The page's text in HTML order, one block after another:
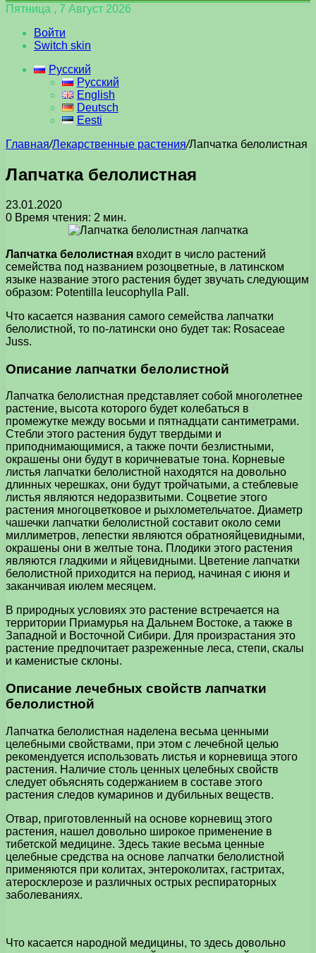
Пятница , 7 Август 2026
Войти
Switch skin
Русский
Русский
English
Deutsch
Eesti
Главная/Лекарственные растения/Лапчатка белолистная
Лапчатка белолистная
23.01.2020
0 Время чтения: 2 мин.
Лапчатка белолистная входит в число растений
семейства под названием розоцветные, в латинском
языке название этого растения будет звучать следующим
образом: Potentilla leucophylla Pall.
Что касается названия самого семейства лапчатки
белолистной, то по-латински оно будет так: Rosaceae
Juss.
Описание лапчатки белолистной
Лапчатка белолистная представляет собой многолетнее
растение, высота которого будет колебаться в
промежутке между восьми и пятнадцати сантиметрами.
Стебли этого растения будут твердыми и
приподнимающимися, а также почти безлистными,
окрашены они будут в коричневатые тона. Корневые
листья лапчатки белолистной находятся на довольно
длинных черешках, они будут тройчатыми, а стеблевые
листья являются недоразвитыми. Соцветие этого
растения многоцветковое и рыхлометельчатое. Диаметр
чашечки лапчатки белолистной составит около семи
миллиметров, лепестки являются обратнояйцевидными,
окрашены они в желтые тона. Плодики этого растения
являются гладкими и яйцевидными. Цветение лапчатки
белолистной приходится на период, начиная с июня и
заканчивая июлем месяцем.
В природных условиях это растение встречается на
территории Приамурья на Дальнем Востоке, а также в
Западной и Восточной Сибири. Для произрастания это
растение предпочитает разреженные леса, степи, скалы
и каменистые склоны.
Описание лечебных свойств лапчатки
белолистной
Лапчатка белолистная наделена весьма ценными
целебными свойствами, при этом с лечебной целью
рекомендуется использовать листья и корневища этого
растения. Наличие столь ценных целебных свойств
следует объяснять содержанием в составе этого
растения следов кумаринов и дубильных веществ.
Отвар, приготовленный на основе корневищ этого
растения, нашел довольно широкое применение в
тибетской медицине. Здесь такие весьма ценные
целебные средства на основе лапчатки белолистной
применяются при колитах, энтероколитах, гастритах,
атеросклерозе и различных острых респираторных
заболеваниях.
Что касается народной медицины, то здесь довольно